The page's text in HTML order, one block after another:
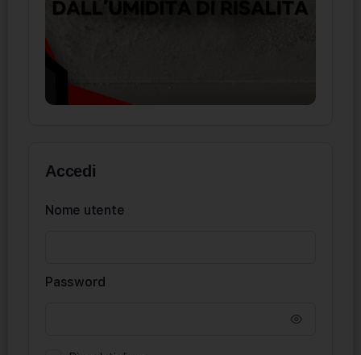
Accedi
Nome utente
Password